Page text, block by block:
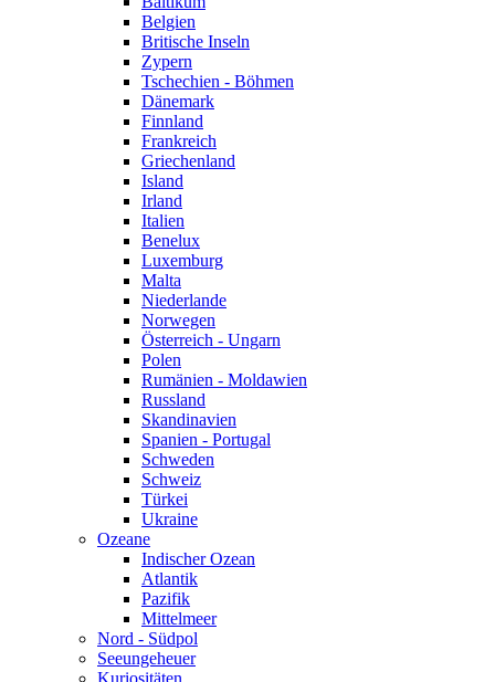
Belgien
Britische Inseln
Zypern
Tschechien - Böhmen
Dänemark
Finnland
Frankreich
Griechenland
Island
Irland
Italien
Benelux
Luxemburg
Malta
Niederlande
Norwegen
Österreich - Ungarn
Polen
Rumänien - Moldawien
Russland
Skandinavien
Spanien - Portugal
Schweden
Schweiz
Türkei
Ukraine
Ozeane
Indischer Ozean
Atlantik
Pazifik
Mittelmeer
Nord - Südpol
Seeungeheuer
Kuriositäten